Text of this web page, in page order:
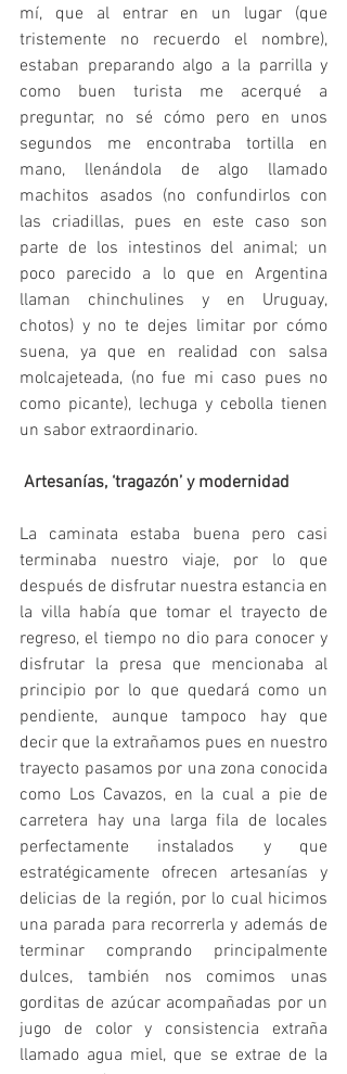
mí, que al entrar en un lugar (que
tristemente no recuerdo el nombre),
estaban preparando algo a la parrilla y
como buen turista me acerqué a
preguntar, no sé cómo pero en unos
segundos me encontraba tortilla en
mano, llenándola de algo llamado
machitos asados (no confundirlos con
las criadillas, pues en este caso son
parte de los intestinos del animal; un
poco parecido a lo que en Argentina
llaman chinchulines y en Uruguay,
chotos) y no te dejes limitar por cómo
suena, ya que en realidad con salsa
molcajeteada, (no fue mi caso pues no
como picante), lechuga y cebolla tienen
un sabor extraordinario.
Artesanías, ‘tragazón’ y modernidad
La caminata estaba buena pero casi
terminaba nuestro viaje, por lo que
después de disfrutar nuestra estancia en
la villa había que tomar el trayecto de
regreso, el tiempo no dio para conocer y
disfrutar la presa que mencionaba al
principio por lo que quedará como un
pendiente, aunque tampoco hay que
decir que la extrañamos pues en nuestro
trayecto pasamos por una zona conocida
como Los Cavazos, en la cual a pie de
carretera hay una larga fila de locales
perfectamente instalados y que
estratégicamente ofrecen artesanías y
delicias de la región, por lo cual hicimos
una parada para recorrerla y además de
terminar comprando principalmente
dulces, también nos comimos unas
gorditas de azúcar acompañadas por un
jugo de color y consistencia extraña
llamado agua miel, que se extrae de la